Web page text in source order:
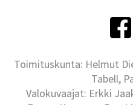
Toimituskunta: Helmut
Tabell,
Valokuvaajat: Erkki